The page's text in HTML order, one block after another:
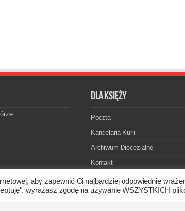
Dla księży
Poczta
Kancelaria Kurii
Archiwum Diecezjalne
Kontakt
aby zapewnić Ci najbardziej odpowiednie
wyrażasz zgodę na używanie WSZYSTKICH